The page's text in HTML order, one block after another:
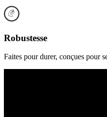
Robustesse
Faites pour durer, conçues pour